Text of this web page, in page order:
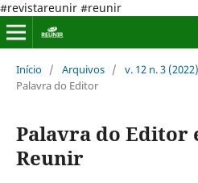
#revistareunir #reunir
Início / Arquivos / v. 12 n. 3
Palavra do Editor
Palavra do Editor
Reunir